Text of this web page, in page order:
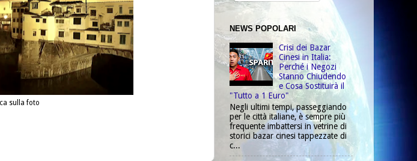
sulla foto
NEWS POPOLARI
Crisi dei Bazar
Cinesi in Italia:
Perché i Negozi
Stanno Chiudendo
e Cosa Sostituirà il
"Tutto a 1 Euro"
Negli ultimi tempi, passeggiando
per le città italiane, è sempre più
frequente imbattersi in vetrine di
storici bazar cinesi tappezzate di
c...